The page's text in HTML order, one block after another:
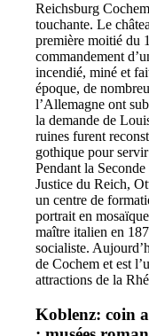
Reichsburg
touchante. Le
première moitié du
commandement
incendié, miné et
époque, de
l’Allemagne ont
la demande de
ruines furent
gothique pour
Pendant la
Justice du Reich,
un centre de
portrait en
maître italien en
socialiste.
de Cochem et est
attractions de la
Koblenz: coin